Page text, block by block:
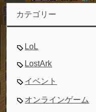
カテゴリー
LoL
LostArk
イベント
オンラインゲーム